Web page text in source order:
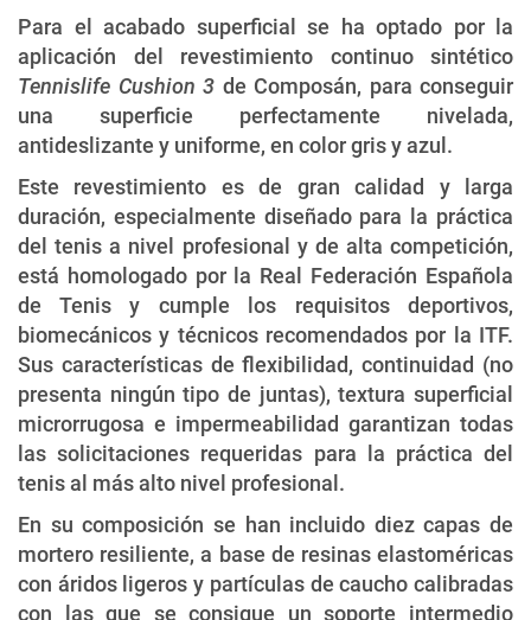
Para el acabado superficial se ha optado por la
aplicación del revestimiento continuo sintético
Tennislife Cushion 3 de Composán, para conseguir
una superficie perfectamente nivelada,
antideslizante y uniforme, en color gris y azul.
Este revestimiento es de gran calidad y larga
duración, especialmente diseñado para la práctica
del tenis a nivel profesional y de alta competición,
está homologado por la Real Federación Española
de Tenis y cumple los requisitos deportivos,
biomecánicos y técnicos recomendados por la ITF.
Sus características de flexibilidad, continuidad (no
presenta ningún tipo de juntas), textura superficial
microrrugosa e impermeabilidad garantizan todas
las solicitaciones requeridas para la práctica del
tenis al más alto nivel profesional.
En su composición se han incluido diez capas de
mortero resiliente, a base de resinas elastoméricas
con áridos ligeros y partículas de caucho calibradas
con las que se consigue un soporte intermedio